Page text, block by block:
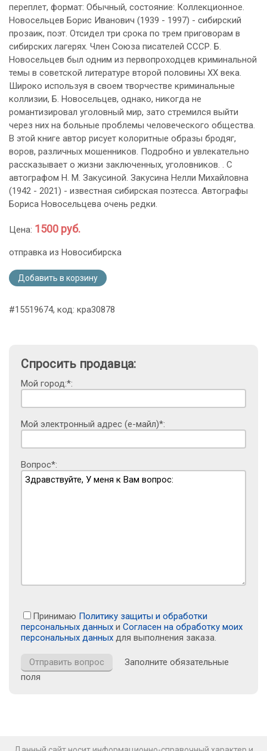
переплет, формат: Обычный, состояние: Коллекционное.
Новосельцев Борис Иванович (1939 - 1997) - сибирский
прозаик, поэт. Отсидел три срока по трем приговорам в
сибирских лагерях. Член Союза писателей СССР. Б.
Новосельцев был одним из первопроходцев криминальной
темы в советской литературе второй половины XХ века.
Широко используя в своем творчестве криминальные
коллизии, Б. Новосельцев, однако, никогда не
романтизировал уголовный мир, зато стремился выйти
через них на больные проблемы человеческого общества.
В этой книге автор рисует колоритные образы бродяг,
воров, различных мошенников. Подробно и увлекательно
рассказывает о жизни заключенных, уголовников. . С
автографом Н. М. Закусиной. Закусина Нелли Михайловна
(1942 - 2021) - известная сибирская поэтесса. Автографы
Бориса Новосельцева очень редки.
Цена: 1500 руб.
отправка из Новосибирска
Добавить в корзину
#15519674, код: кра30878
Спросить продавца:
Мой город:*:
Мой электронный адрес (е-майл)*:
Вопрос*:
Принимаю Политику защиты и обработки
персональных данных и Согласен на обработку моих
персональных данных для выполнения заказа.
Заполните обязательные
поля